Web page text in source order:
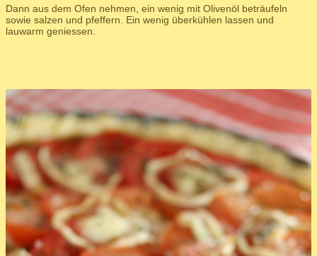
Dann aus dem Ofen nehmen, ein wenig mit Olivenöl beträufeln
sowie salzen und pfeffern. Ein wenig überkühlen lassen und
lauwarm geniessen.